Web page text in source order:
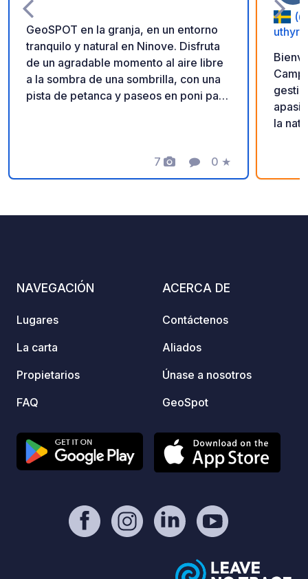
GeoSPOT en la granja, en un entorno
tranquilo y natural en Ninove. Disfruta
de un agradable momento al aire libre
a la sombra de una sombrilla, con una
pista de petanca y paseos en poni para
Recordatorio: - Recuerde registrar el
geoCode a su llegada - Mi vehículo
mOst1983 - https://geospot.app/en
7
Fotos Comentario
0
Calificación
★
Camping.
la
NAVEGACIÓN
Lugares
La carta
Propietarios
FAQ
ACERCA DE
Contáctenos
Aliados
Únase a nosotros
GeoSpot